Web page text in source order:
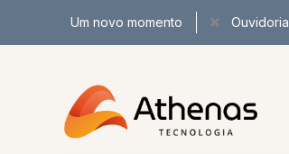
Um novo momento Ouvidoria